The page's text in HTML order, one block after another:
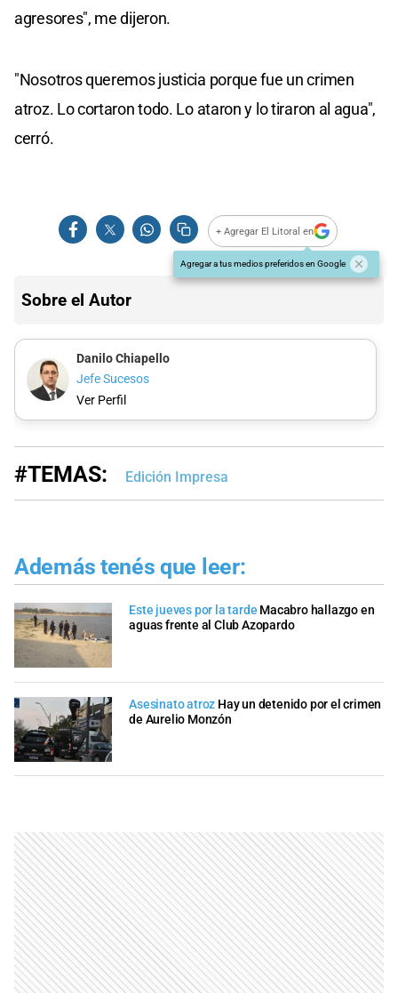
agresores", me dijeron.
"Nosotros queremos justicia porque fue un crimen
atroz. Lo cortaron todo. Lo ataron y lo tiraron al agua",
cerró.
+ Agregar El Litoral en
Agregar a tus medios preferidos en Google
Sobre el Autor
Danilo Chiapello
Jefe Sucesos
Ver Perfil
#TEMAS: Edición Impresa
Además tenés que leer:
Este jueves por la tarde Macabro hallazgo en
aguas frente al Club Azopardo
Asesinato atroz Hay un detenido por el crimen
de Aurelio Monzón